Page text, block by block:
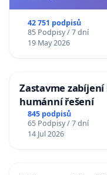
42 751 podpisů
85 Podpisy / 7 dní
19 May 2026
Zastavme zabíjení
humánní řešení
845 podpisů
65 Podpisy / 7 dní
14 Jul 2026